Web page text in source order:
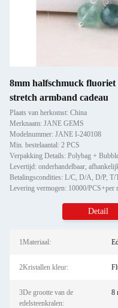
8mm halfschmuck fluoriet
stretch armband cadeau
Plaats van herkomst: China
Merknaam: JANE GEMS
Modelnummer: JANE I-240108
Min. bestelaantal: 2 PCS
Verpakking Details: Polybag +
Levertijd: onderhandelbaar,
Betalingscondities: L/C, D/A, D/P, T/
Levering vermogen: 10000/PCS+per
Detail
1Materiaal:
2Kristallen kleur:
3De grootte van de
edelsteenkralen:
8